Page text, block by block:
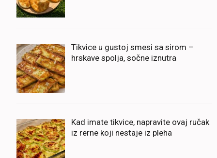
Tikvice u gustoj smesi sa sirom –
hrskave spolja, sočne iznutra
Kad imate tikvice, napravite ovaj ručak
iz rerne koji nestaje iz pleha